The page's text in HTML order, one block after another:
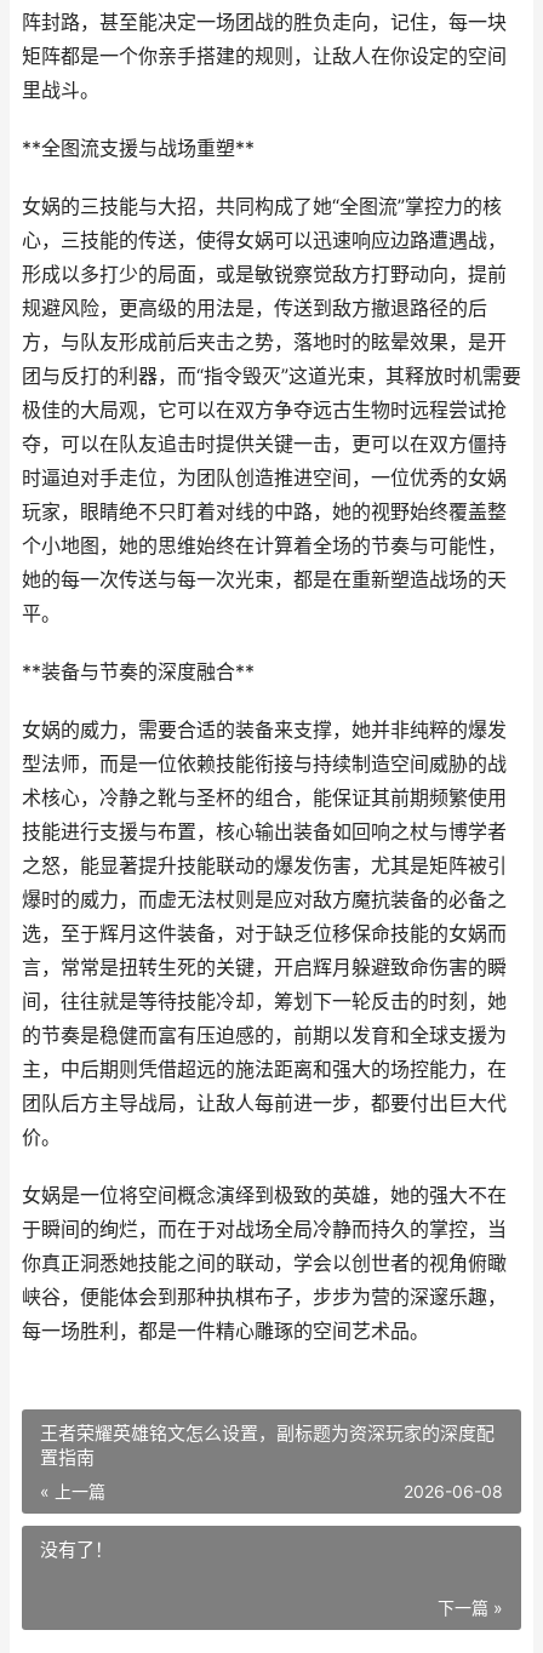
阵封路，甚至能决定一场团战的胜负走向，记住，每一块
矩阵都是一个你亲手搭建的规则，让敌人在你设定的空间
里战斗。
**全图流支援与战场重塑**
女娲的三技能与大招，共同构成了她“全图流”掌控力的核
心，三技能的传送，使得女娲可以迅速响应边路遭遇战，
形成以多打少的局面，或是敏锐察觉敌方打野动向，提前
规避风险，更高级的用法是，传送到敌方撤退路径的后
方，与队友形成前后夹击之势，落地时的眩晕效果，是开
团与反打的利器，而“指令毁灭”这道光束，其释放时机需要
极佳的大局观，它可以在双方争夺远古生物时远程尝试抢
夺，可以在队友追击时提供关键一击，更可以在双方僵持
时逼迫对手走位，为团队创造推进空间，一位优秀的女娲
玩家，眼睛绝不只盯着对线的中路，她的视野始终覆盖整
个小地图，她的思维始终在计算着全场的节奏与可能性，
她的每一次传送与每一次光束，都是在重新塑造战场的天
平。
**装备与节奏的深度融合**
女娲的威力，需要合适的装备来支撑，她并非纯粹的爆发
型法师，而是一位依赖技能衔接与持续制造空间威胁的战
术核心，冷静之靴与圣杯的组合，能保证其前期频繁使用
技能进行支援与布置，核心输出装备如回响之杖与博学者
之怒，能显著提升技能联动的爆发伤害，尤其是矩阵被引
爆时的威力，而虚无法杖则是应对敌方魔抗装备的必备之
选，至于辉月这件装备，对于缺乏位移保命技能的女娲而
言，常常是扭转生死的关键，开启辉月躲避致命伤害的瞬
间，往往就是等待技能冷却，筹划下一轮反击的时刻，她
的节奏是稳健而富有压迫感的，前期以发育和全球支援为
主，中后期则凭借超远的施法距离和强大的场控能力，在
团队后方主导战局，让敌人每前进一步，都要付出巨大代
价。
女娲是一位将空间概念演绎到极致的英雄，她的强大不在
于瞬间的绚烂，而在于对战场全局冷静而持久的掌控，当
你真正洞悉她技能之间的联动，学会以创世者的视角俯瞰
峡谷，便能体会到那种执棋布子，步步为营的深邃乐趣，
每一场胜利，都是一件精心雕琢的空间艺术品。
王者荣耀英雄铭文怎么设置，副标题为资深玩家的深度配
置指南
« 上一篇 2026-06-08
没有了！
下一篇 »